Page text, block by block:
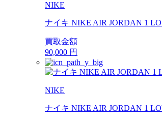
NIKE
ナイキ NIKE AIR JORDAN 1
買取金額
90,000 円
NIKE
ナイキ NIKE AIR JORDAN 1